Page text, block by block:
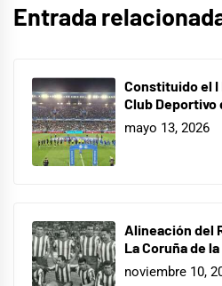
Entrada
Constituido el I
Club Deportivo
mayo 13, 2026
Alineación del
La Coruña de
noviembre 10,